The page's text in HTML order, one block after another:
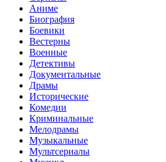
Аниме
Биография
Боевики
Вестерны
Военные
Детективы
Документальные
Драмы
Исторические
Комедии
Криминальные
Мелодрамы
Музыкальные
Мультсериалы